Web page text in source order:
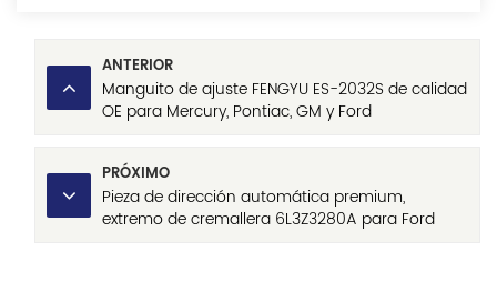
ANTERIOR
Manguito de ajuste FENGYU ES-2032S de calidad
OE para Mercury, Pontiac, GM y Ford
PRÓXIMO
Pieza de dirección automática premium,
extremo de cremallera 6L3Z3280A para Ford